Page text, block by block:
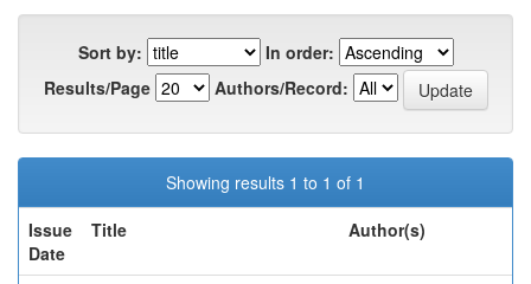
Sort by:
In order:
Results/Page
Authors/Record:
Showing results 1 to 1 of 1
Issue
Date
Title Author(s)